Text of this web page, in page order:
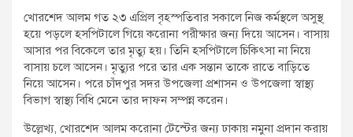
খোরশেদ আলম গত ২৩ এপ্রিল বৃহস্পতিবার সকালে নিজ কর্মস্থলে অসুস্থ্
হয়ে পড়লে হসপিটালে গিয়ে করোনা পরীক্ষার জন্য দিয়ে আসেন। বাসায়
আসার পর বিকেলে তার মৃত্যু হয়। তিনি হসপিটালে চিকিৎসা না নিয়ে
বাসায় চলে আসেন। মৃত্যুর পরে তার এক সন্তান তাকে রাতে বাড়িতে
নিয়ে আসেন। পরে চাঁদপুর সদর উপজেলা প্রশাসন ও উপজেলা স্বাস্থ্য
বিভাগ স্বাস্থ্য বিধি মেনে তার দাফন সম্পন্ন করেন।
উল্লেখ্য, খোরশেদ আলম করোনা টেস্টের জন্য ঢাকায় নমুনা প্রদান করায়